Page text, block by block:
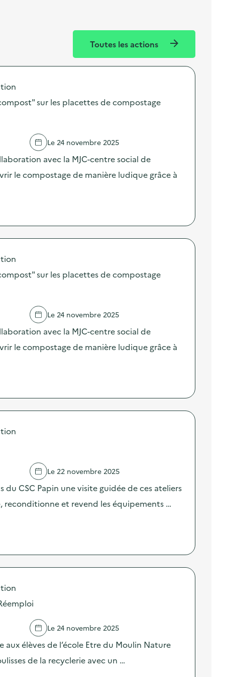
Toutes les actions
sur les placettes de compostage
Le 24 novembre 2025
avec la MJC-centre social de
le compostage de manière ludique grâce à
sur les placettes de compostage
Le 24 novembre 2025
avec la MJC-centre social de
le compostage de manière ludique grâce à
Le 22 novembre 2025
du CSC Papin une visite guidée de ces ateliers
reconditionne et revend les équipements …
Le 24 novembre 2025
aux élèves de l’école Etre du Moulin Nature
de la recyclerie avec un …